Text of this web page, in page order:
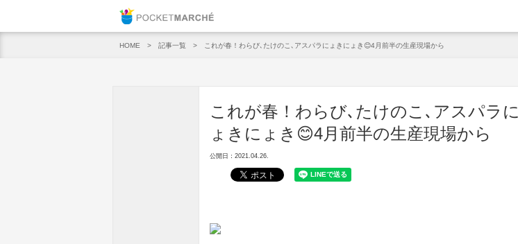
HOME 記事一覧 これが春！わらび､たけのこ､アスパラにょきにょき😊4月前半の生産現場から
これが春！わらび､たけのこ､アスパラに
ょきにょき😊4月前半の生産現場から
公開日：2021.04.26.